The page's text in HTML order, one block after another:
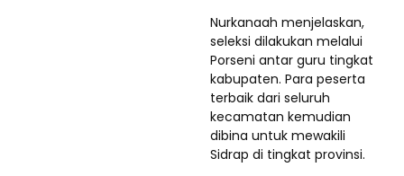
Nurkanaah menjelaskan,
seleksi dilakukan melalui
Porseni antar guru tingkat
kabupaten. Para peserta
terbaik dari seluruh
kecamatan kemudian
dibina untuk mewakili
Sidrap di tingkat provinsi.